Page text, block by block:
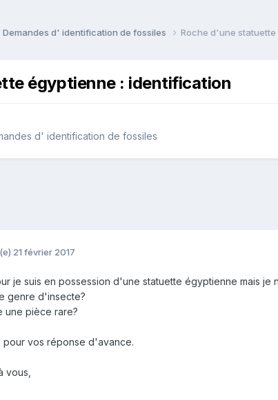
Demandes d' identification de fossiles Roche d'une
égyptienne : identification
d' identification de fossiles
21 février 2017
je suis en possession d'une statuette égyptienne mais
genre d'insecte?
une pièce rare?
pour vos réponse d'avance.
vous,